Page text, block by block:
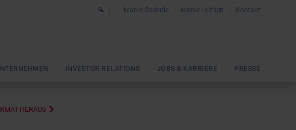
0 Marke Soehnle Marke Leifheit Kontakt
INVESTOR RELATIONS JOBS & KARRIERE PRESSE
HERAUS